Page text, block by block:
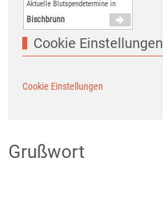
Aktuelle Blutspendetermine in
Bischbrunn
Cookie Einstellungen
Cookie Einstellungen
Grußwort